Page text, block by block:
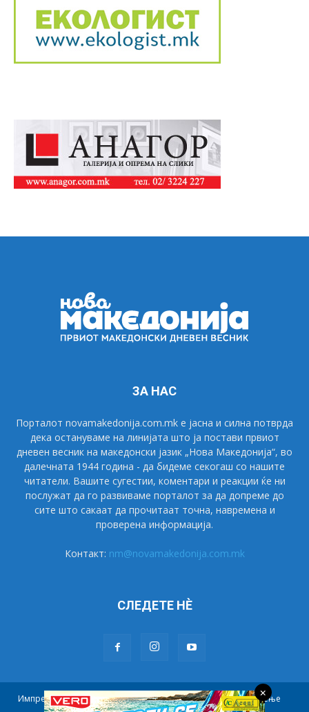
ЗА НАС
Порталот novamakedonija.com.mk е јасна и силна потврда
дека остануваме на линијата што ја постави првиот
дневен весник на македонски јазик „Нова Македонија“, во
далечната 1944 година - да бидеме секогаш со нашите
читатели. Вашите сугестии, коментари и реакции ќе ни
послужат да го развиваме порталот за да допреме до
сите што сакаат да прочитаат точна, навремена и
проверена информација.
Контакт: nm@novamakedonija.com.mk
СЛЕДЕТЕ НÈ
Импресум Маркетинг Претплата
Правила на користење
×